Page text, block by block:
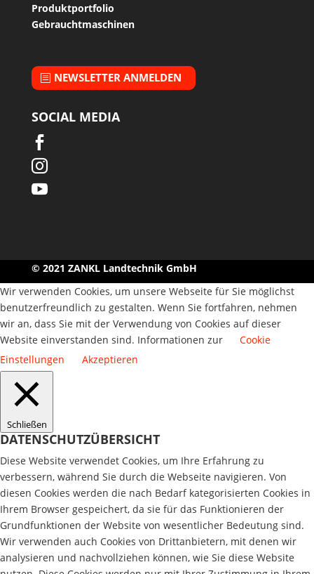
Produktportfolio
Gebrauchtmaschinen
NEWSLETTER ANMELDEN
SOCIAL MEDIA



© 2021 ZANKL Landtechnik GmbH
Wir verwenden Cookies, um unsere Webseite für Sie möglichst
benutzerfreundlich zu gestalten. Wenn Sie fortfahren, nehmen
wir an, dass Sie mit der Verwendung von Cookies auf dieser
Website einverstanden sind. Informationen zur
Cookie
Einstellungen
Akzeptieren
Schließen
DATENSCHUTZÜBERSICHT
Diese Website verwendet Cookies, um Ihre Erfahrung zu
verbessern, während Sie durch die Webseite navigieren. Von
diesen Cookies werden die nach Bedarf kategorisierten Cookies in
Ihrem Browser gespeichert, da sie für das Funktionieren der
Grundfunktionen der Website von wesentlicher Bedeutung sind.
Wir verwenden auch Cookies von Drittanbietern, mit denen wir
analysieren und nachvollziehen können, wie Sie diese Website